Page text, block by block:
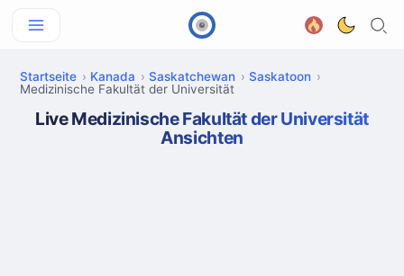
Startseite Kanada Saskatchewan
Saskatoon
Medizinische Fakultät der Universität
Live Medizinische Fakultät der Universität
Ansichten